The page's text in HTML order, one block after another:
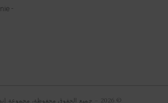
-
© 2026 – جميع الحقوق محفوظة، مجموعة إندوستريكوم